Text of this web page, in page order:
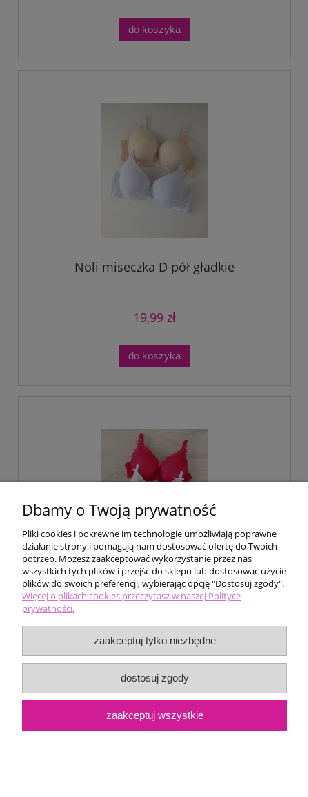
do koszyka
Noli miseczka D pół gładkie
19,99 zł
do koszyka
Miki biustonosz miseczka D push-up
(ręka Adama)
21,99 zł
do koszyka
Dbamy o Twoją prywatność
Pliki cookies i pokrewne im technologie umożliwiają poprawne
działanie strony i pomagają nam dostosować ofertę do Twoich
potrzeb. Możesz zaakceptować wykorzystanie przez nas
wszystkich tych plików i przejść do sklepu lub dostosować użycie
plików do swoich preferencji, wybierając opcję "Dostosuj zgody".
Więcej o plikach cookies przeczytasz w naszej Polityce
prywatności.
zaakceptuj tylko niezbędne
dostosuj zgody
zaakceptuj wszystkie